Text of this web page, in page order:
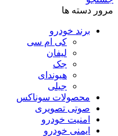
مرور دسته ها
برند خودرو
کی ام سی
لیفان
جک
هیوندای
جیلی
محصولات سوناکس
صوتی تصویری
امنیت خودرو
ایمنی خودرو